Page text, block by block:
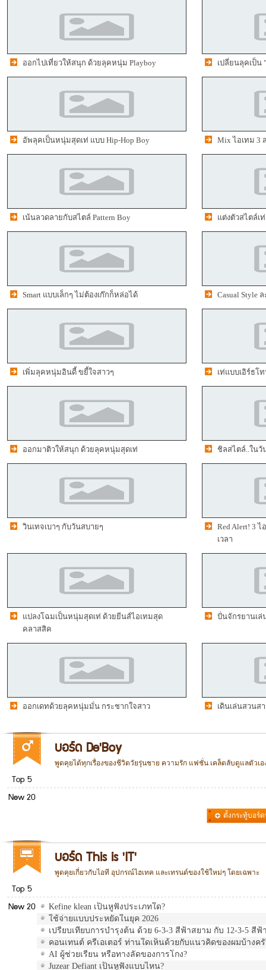
ออกไปเที่ยวให้สนุก ด้วยลุคหนุ่ม Playboy เปลี่ยนลุคเป็น
อัพลุคเป็นหนุ่มสุดเท่ แบบ Hip-Hop Boy Mix ไอเทม 3
เน้นลวดลายกับสไตล์ Pattern Boy แต่งตัวสไตล์เท่
Smart แบบเล็กๆ ไม่ต้องเก๊กก็หล่อได้ Casual Style
เพิ่มลุคหนุ่มอินดี้ ขยี้ใจสาวๆ เท่แบบเอิร์ธโ
ออกมาติวให้สนุก ด้วยลุคหนุ่มสุดเท่ ชิลสไตล์..ใน
วินเทจเบาๆ กับวันสบายๆ
Red Alert! 3
เวลา
แปลงโฉมเป็นหนุ่มสุดเท่ ด้วยยีนส์ไอเทมสุด
คลาสสิค
ปั่นจักรยานเล่
ออกเดทด้วยลุคหนุ่มมั่น กระชากใจสาว เดินเล่นสวนส
บอร์ด De'Boy
พูดคุยได้ทุกเรื่องของชีวิตวัยรุ่นชาย ความรัก แฟชั่น เคล็ดลับดูแลตัวเ
Top 5
New 20
ตั้งกระทู้บอร์
บอร์ด This is 'IT'
พูดคุยเกี่ยวกับไอที อุปกรณ์ไฮเทค และเทรนด์ของใช้ใหม่ๆ โดยเฉพาะ
Top 5
New 20
Kefine klean เป็นหูฟังประเภทใด?
ใช้จ่ายแบบประหยัดในยุค 2026
เปรียบเทียบการบำรุงต้น ด้วย 6-3-3 สีฟ้าสยาม กับ 12-3-5 สี
คอนเทนต์ ครีเอเตอร์ ท่านใดเห็นด้วยกับแนวคิดของผมบ้างค
AI ผู้ช่วยเรียน หรือทางลัดของการโกง?
Juzear Defiant เป็นหูฟังแบบไหน?